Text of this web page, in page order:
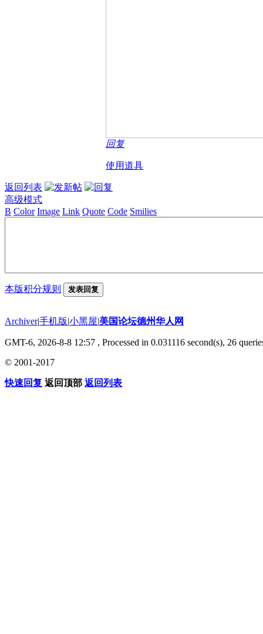
回复
使用道具
返回列表
高级模式
B Color Image Link Quote Code Smilies
本版积分规则 发表回复
Archiver|手机版|小黑屋|美国论坛德州华人网
GMT-6, 2026-8-8 12:57 , Processed in 0.031116 second(s), 26
© 2001-2017
快速回复 返回顶部 返回列表